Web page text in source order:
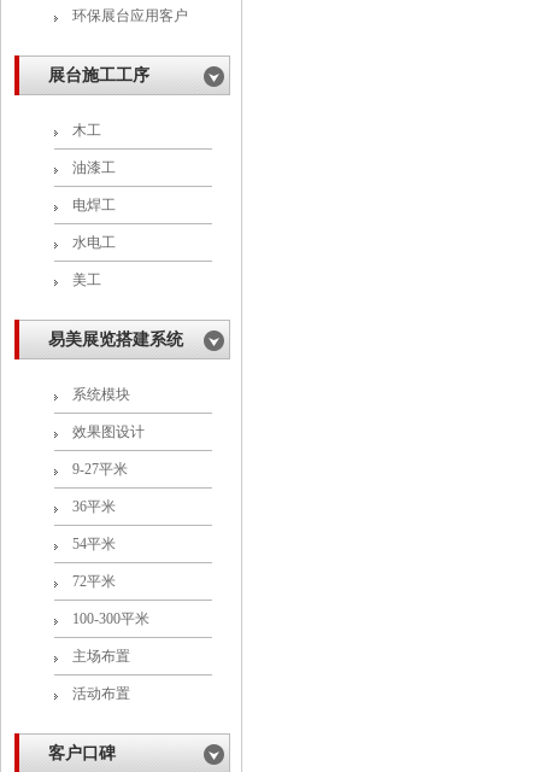
环保展台应用客户
展台施工工序
木工
油漆工
电焊工
水电工
美工
易美展览搭建系统
系统模块
效果图设计
9-27平米
36平米
54平米
72平米
100-300平米
主场布置
活动布置
客户口碑